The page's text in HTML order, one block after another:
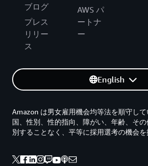
ブログ
プレス
リリー
ス
AWS パ
ートナ
ー
English
Amazon は男女雇用機会均等法を順守し
国、性別、性的指向、障がい、年齢、そ
別することなく、平等に採用選考の機会を